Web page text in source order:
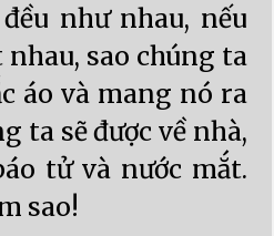
như nhau, nếu
sao chúng ta
áo và mang nó ra
ta sẽ được về nhà,
tử và nước mắt.
sao!